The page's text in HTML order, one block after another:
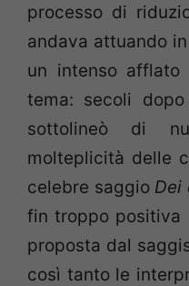
processo di
andava attuando
un intenso
tema: secoli dopo
sottolineò di
molteplicità delle
celebre saggio Dei
fin troppo positiva
proposta dal
così tanto le